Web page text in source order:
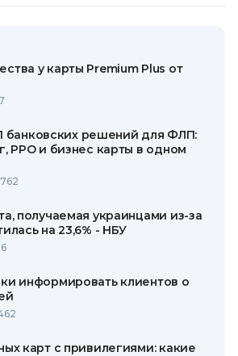
у карты Premium Plus от
банковских решений для ФЛП:
РРО и бизнес карты в одном
получаемая украинцами из-за
на 23,6% - НБУ
информировать клиентов о
карт с привилегиями: какие